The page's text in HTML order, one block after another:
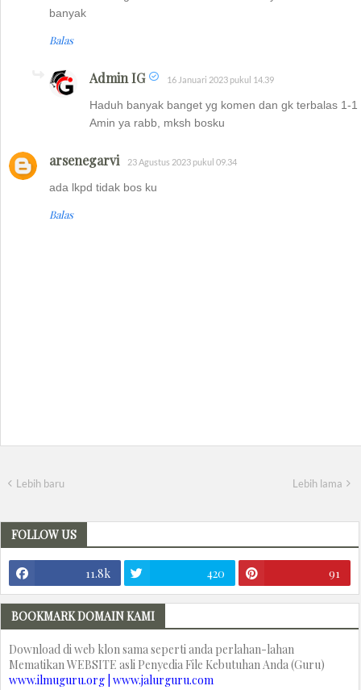
banyak
Balas
Admin IG 16 Januari 2023 pukul 14.39
Haduh banyak banget yg komen dan gk terbalas 1-1
Amin ya rabb, mksh bosku
arsenegarvi 23 Agustus 2023 pukul 09.34
ada lkpd tidak bos ku
Balas
Lebih baru Lebih lama
FOLLOW US
11.8k 420 91
BOOKMARK DOMAIN KAMI
Download di web klon sama seperti anda perlahan-lahan
Mematikan WEBSITE asli Penyedia File Kebutuhan Anda (Guru)
www.ilmuguru.org | www.jalurguru.com